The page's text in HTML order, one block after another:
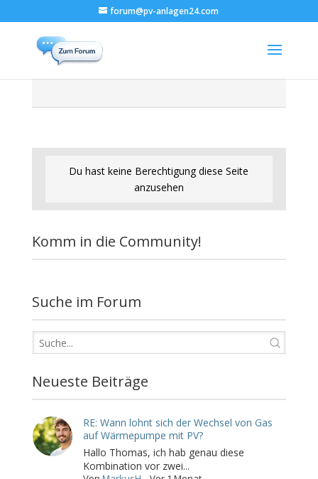
forum@pv-anlagen24.com
Du hast keine Berechtigung diese Seite
anzusehen
Komm in die Community!
Suche im Forum
Neueste Beiträge
RE: Wann lohnt sich der Wechsel von Gas
auf Wärmepumpe mit PV?
Hallo Thomas, ich hab genau diese
Kombination vor zwei...